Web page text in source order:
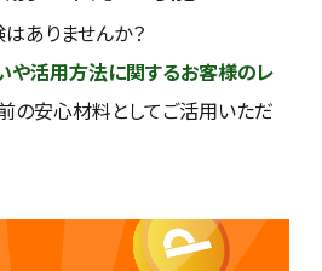
ありませんか？
や活用方法に関するお客様のレ
の安心材料としてご活用いただ